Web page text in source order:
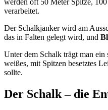
verarbeitet.
Der Schalkjanker wird am
das in Falten gelegt wird, und
Unter dem Schalk trägt man ein
weißes, mit Spitzen besetztes
sollte.
Der Schalk – die